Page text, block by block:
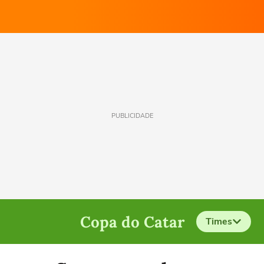
PUBLICIDADE
Copa do Catar Times